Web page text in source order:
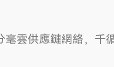
毫雲供應鏈網絡，千